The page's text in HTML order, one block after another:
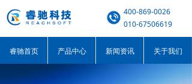
400-869-0026
010-67506619
睿驰首页 产品中心 新闻资讯 关于我们